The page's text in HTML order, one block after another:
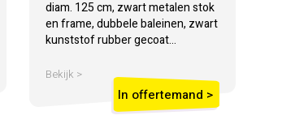
diam. 125 cm, zwart metalen stok
en frame, dubbele baleinen, zwart
kunststof rubber gecoat...
Bekijk >
In offertemand >